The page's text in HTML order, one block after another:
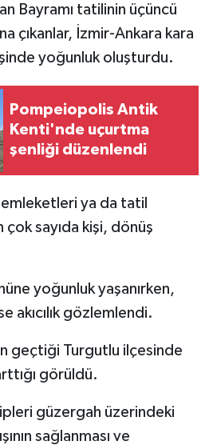
Bayramı tatilinin üçüncü
çıkanlar, İzmir-Ankara kara
yoğunluk oluşturdu.
Pompeiopolis Antik
Kenti'nde uçurtma
şenliği düzenlendi
ya da tatil
sayıda kişi, dönüş
yoğunluk yaşanırken,
akıcılık gözlemlendi.
geçtiği Turgutlu ilçesinde
görüldü.
güzergah üzerindeki
sağlanması ve